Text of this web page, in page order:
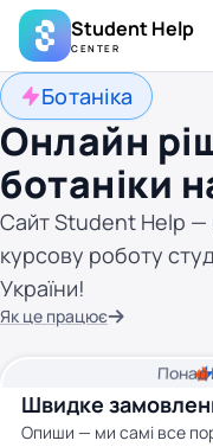
Student Help
CENTER
Ботаніка
Онлайн
ботаніки
Сайт Student Help —
курсову роботу
України!
Як це працює
Швидке
Опиши — ми самі все
Понад